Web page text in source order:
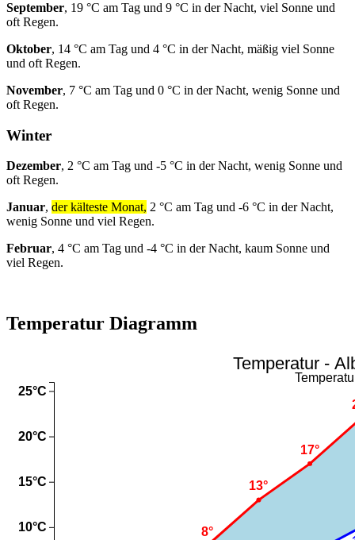
September, 19 °C am Tag und 9 °C in der Nacht, viel Sonne und
oft Regen.
Oktober, 14 °C am Tag und 4 °C in der Nacht, mäßig viel Sonne
und oft Regen.
November, 7 °C am Tag und 0 °C in der Nacht, wenig Sonne und
oft Regen.
Winter
Dezember, 2 °C am Tag und -5 °C in der Nacht, wenig Sonne und
oft Regen.
Januar, der kälteste Monat, 2 °C am Tag und -6 °C in der Nacht,
wenig Sonne und viel Regen.
Februar, 4 °C am Tag und -4 °C in der Nacht, kaum Sonne und
viel Regen.
Temperatur Diagramm